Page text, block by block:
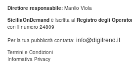
Direttore responsabile: Manlio Viola
SiciliaOnDemand è iscritta al Registro degli
con il numero 24809
Per la tua pubblicità contatta: info@digitrend.it
Termini e Condizioni
Informativa Privacy